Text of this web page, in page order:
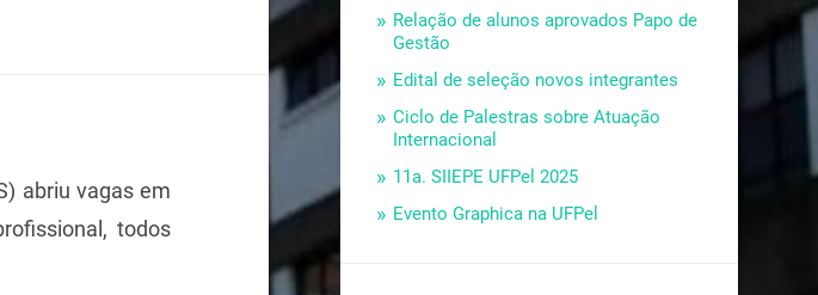
abriu vagas em
todos
Relação de alunos aprovados Papo de
Gestão
Edital de seleção novos integrantes
Ciclo de Palestras sobre Atuação
Internacional
11a. SIIEPE UFPel 2025
Evento Graphica na UFPel